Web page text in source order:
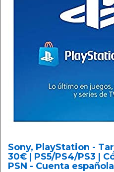
Sony, PlayStation -
30€ | PS5/PS4/PS3 |
PSN - Cuenta española